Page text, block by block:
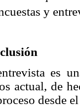
y
es
actual, de
desde